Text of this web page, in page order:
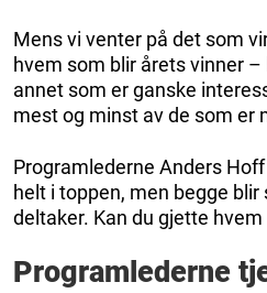
Mens vi venter på det som
hvem som blir årets vinner
annet som er ganske
mest og minst av de som er
Programlederne Anders
helt i toppen, men begge
deltaker. Kan du gjette hvem
Programlederne